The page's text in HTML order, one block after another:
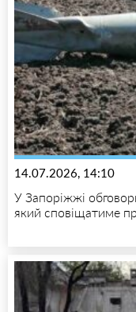
14.07.2026, 14:10
У Запоріжжі
який сповіщатиме